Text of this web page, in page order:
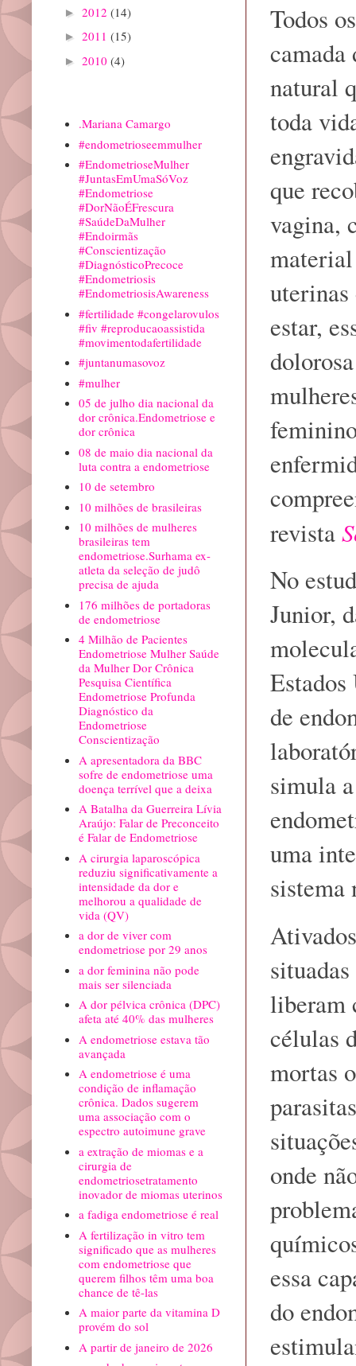
Todos
camada
natural
toda
que
vagina,
uterinas
estar,
revista
No
Junior,
de
simula
uma
sistema
liberam
células
mortas
onde
essa
do
► 2012 (14)
► 2011 (15)
► 2010 (4)
.Mariana Camargo
#endometrioseemmulher
#EndometrioseMulher
#JuntasEmUmaSóVoz
#Endometriose
#DorNãoÉFrescura
#SaúdeDaMulher
#Endoirmãs
#Conscientização
#DiagnósticoPrecoce
#Endometriosis
#EndometriosisAwareness
#fertilidade #congelarovulos
#fiv #reproducaoassistida
#movimentodafertilidade
#juntanumasovoz
#mulher
05 de julho dia nacional da
dor crônica.Endometriose e
dor crônica
08 de maio dia nacional da
luta contra a endometriose
10 de setembro
10 milhões de brasileiras
10 milhões de mulheres
brasileiras tem
endometriose.Surhama ex-
atleta da seleção de judô
precisa de ajuda
176 milhões de portadoras
de endometriose
4 Milhão de Pacientes
Endometriose Mulher Saúde
da Mulher Dor Crônica
Pesquisa Científica
Endometriose Profunda
Diagnóstico da
Endometriose
Conscientização
A apresentadora da BBC
sofre de endometriose uma
doença terrível que a deixa
A Batalha da Guerreira Lívia
Araújo: Falar de Preconceito
é Falar de Endometriose
A cirurgia laparoscópica
reduziu significativamente a
intensidade da dor e
melhorou a qualidade de
vida (QV)
a dor de viver com
endometriose por 29 anos
a dor feminina não pode
mais ser silenciada
A dor pélvica crônica (DPC)
afeta até 40% das mulheres
A endometriose estava tão
avançada
A endometriose é uma
condição de inflamação
crônica. Dados sugerem
uma associação com o
espectro autoimune grave
a extração de miomas e a
cirurgia de
endometriosetratamento
inovador de miomas uterinos
a fadiga endometriose é real
A fertilização in vitro tem
significado que as mulheres
com endometriose que
querem filhos têm uma boa
chance de tê-las
A maior parte da vitamina D
provém do sol
A partir de janeiro de 2026